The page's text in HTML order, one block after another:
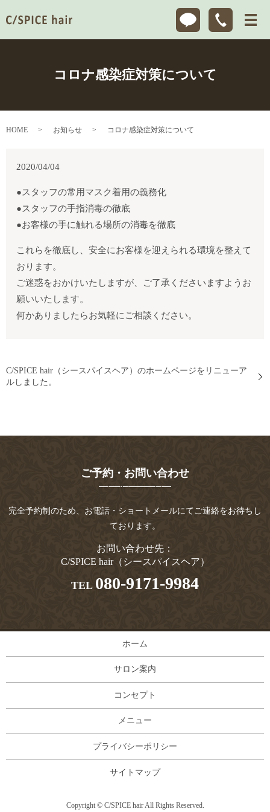
コロナ感染症対策について
HOME お知らせ コロナ感染症対策について
2020/04/04
●スタッフの常用マスク着用の義務化
●スタッフの手指消毒の徹底
●お客様の手に触れる場所の消毒を徹底
これらを徹底し、安全にお客様を迎えられる環境を整えて
おります。
ご迷惑をおかけいたしますが、ご了承くださいますようお
願いいたします。
何かありましたらお気軽にご相談ください。
C/SPICE hair（シースパイスヘア）のホームページをリニューア
ルしました。
ご予約・お問い合わせ
完全予約制のため、お電話・ショートメールにてご連絡をお待ちし
ております。
お問い合わせ先：
C/SPICE hair（シースパイスヘア）
TEL 080-9171-9984
ホーム
サロン案内
コンセプト
メニュー
プライバシーポリシー
サイトマップ
Copyright © C/SPICE hair All Rights Reserved.